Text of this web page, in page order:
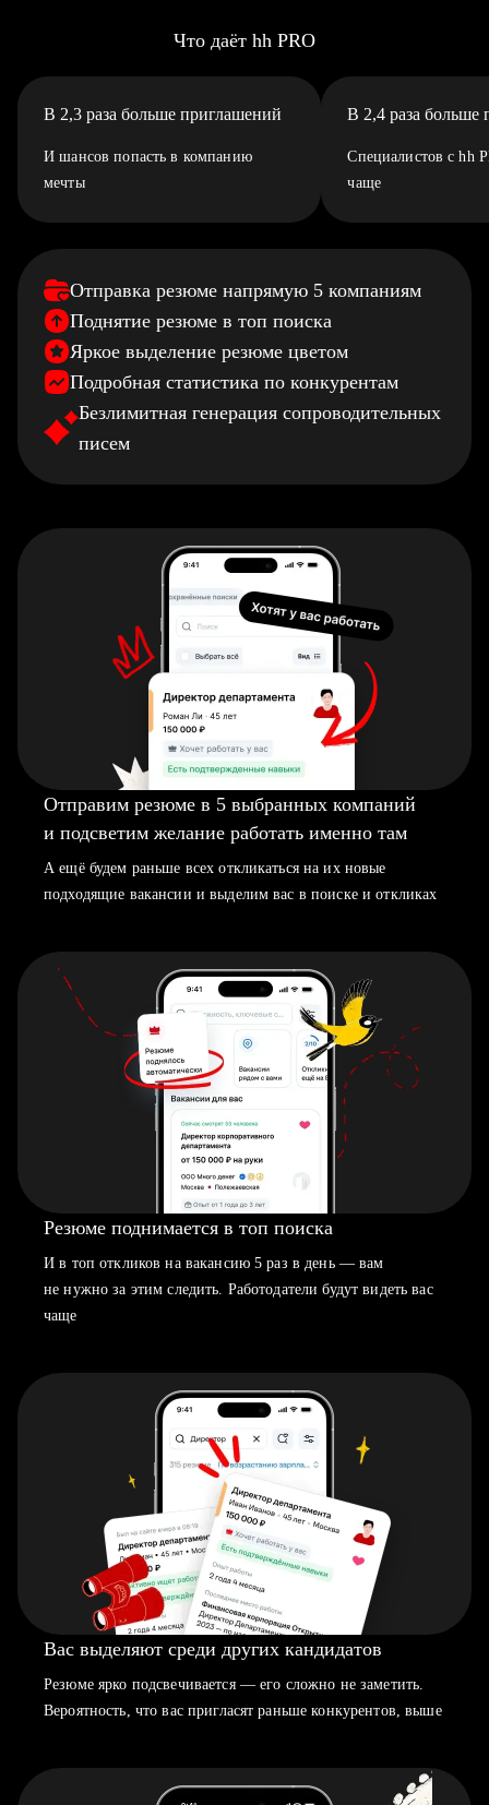
Что даёт hh PRO
В 2,3 раза больше приглашений
И шансов попасть в компанию
мечты
В 2,4 раза больше
Специалистов с hh
чаще
Отправка резюме напрямую 5 компаниям
Поднятие резюме в топ поиска
Яркое выделение резюме цветом
Подробная статистика по конкурентам
Безлимитная генерация сопроводительных
писем
Отправим резюме в 5 выбранных компаний
и подсветим желание работать именно там
А ещё будем раньше всех откликаться на их новые
подходящие вакансии и выделим вас в поиске и откликах
Резюме поднимается в топ поиска
И в топ откликов на вакансию 5 раз в день — вам
не нужно за этим следить. Работодатели будут видеть вас
чаще
Вас выделяют среди других кандидатов
Резюме ярко подсвечивается — его сложно не заметить.
Вероятность, что вас пригласят раньше конкурентов, выше